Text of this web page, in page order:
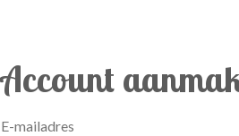
Account
E-mailadres